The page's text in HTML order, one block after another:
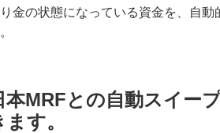
金の状態になっている資金を、自
本MRFとの自動スイー
ます。